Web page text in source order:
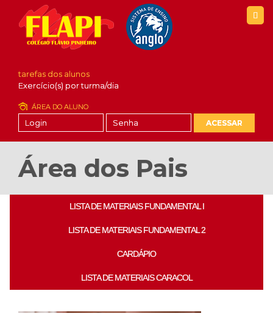
tarefas dos alunos
Exercício(s) por turma/dia
ÁREA DO ALUNO
ACESSAR
Área dos Pais
LISTA DE MATERIAIS FUNDAMENTAL I
LISTA DE MATERIAIS FUNDAMENTAL 2
CARDÁPIO
LISTA DE MATERIAIS CARACOL